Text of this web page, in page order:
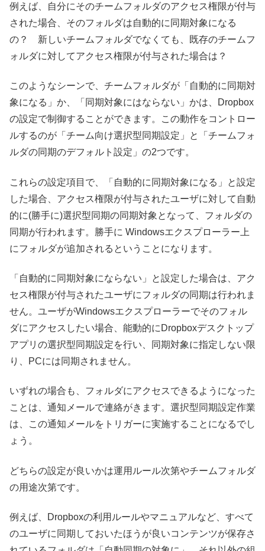
例えば、自分にそのチームフォルダのアクセス権限が付与
された場合、そのフォルダは自動的に同期対象になる
の？ 新しいチームフォルダでなくても、既存のチームフ
ォルダに対してアクセス権限が付与された場合は？
このようなシーンで、チームフォルダが「自動的に同期対
象になる」か、「同期対象にはならない」かは、Dropbox
の設定で制御することができます。この動作をコントロー
ルするのが「チーム向け選択型同期設定」と「チームフォ
ルダの同期のデフォルト設定」の2つです。
これらの設定項目で、「自動的に同期対象になる」と設定
した場合、アクセス権限が付与されたユーザに対して自動
的に(勝手に)選択型同期の同期対象となって、フォルダの
同期が行われます。勝手に Windowsエクスプローラー上
にフォルダが追加されるということになります。
「自動的に同期対象にならない」と設定した場合は、アク
セス権限が付与されたユーザにフォルダの同期は行われま
せん。ユーザがWindowsエクスプローラーでそのフォル
ダにアクセスしたい場合、能動的にDropboxデスクトップ
アプリの選択型同期設定を行い、同期対象に指定しない限
り、PCには同期されません。
いずれの場合も、フォルダにアクセスできるようになった
ことは、通知メールで連絡がきます。選択型同期設定作業
は、この通知メールをトリガーに実施することになるでし
ょう。
どちらの設定が良いかは運用ルール次第やチームフォルダ
の用途次第です。
例えば、Dropboxの利用ルールやマニュアルなど、すべて
のユーザに同期しておいたほうが良いコンテンツが保存さ